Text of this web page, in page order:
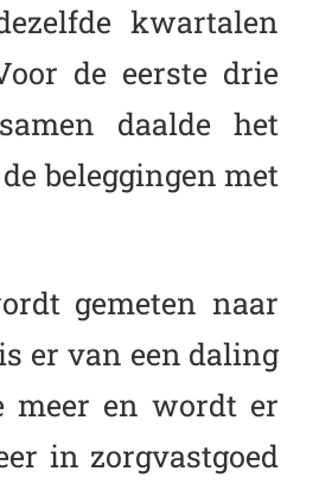
kwartalen
de eerste drie
daalde het
beleggingen met
gemeten naar
er van een daling
meer en wordt er
in zorgvastgoed